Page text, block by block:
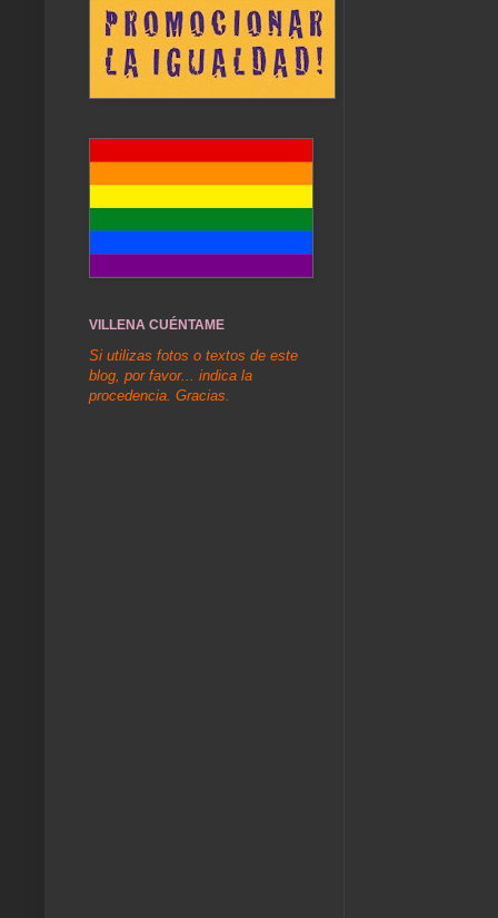
VILLENA CUÉNTAME
Si utilizas fotos o textos de este
blog, por favor... indica la
procedencia. Gracias.